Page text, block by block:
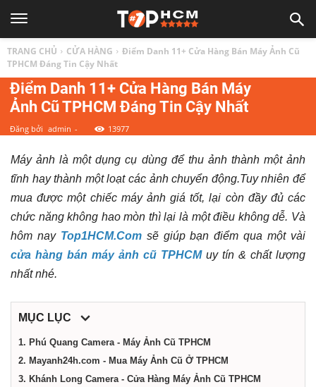
1
HCM
Top
địa
điểm,
dịch
vụ
TRANG CHỦ CỬA HÀNG
Điểm Danh 11+ Cửa Hàng Bán Máy Ảnh Cũ
TPHCM Đáng Tin Cậy Nhất
Điểm Danh 11+ Cửa Hàng Bán Máy
Ảnh Cũ TPHCM Đáng Tin Cậy Nhất
Đăng bởi admin - 13977
Máy ảnh là một dụng cụ dùng để thu ảnh thành một ảnh
tĩnh hay thành một loạt các ảnh chuyển động.Tuy nhiên để
mua được một chiếc máy ảnh giá tốt, lại còn đầy đủ các
chức năng không hao mòn thì lại là một điều không dễ. Và
hôm nay Top1HCM.Comsẽ giúp bạn điểm qua một vài
cửa hàng bán máy ảnh cũ TPHCMuy tín & chất lượng
nhất nhé.
MỤC LỤC
1. Phú Quang Camera - Máy Ảnh Cũ TPHCM
2. Mayanh24h.com - Mua Máy Ảnh Cũ Ở TPHCM
3. Khánh Long Camera - Cửa Hàng Máy Ảnh Cũ TPHCM